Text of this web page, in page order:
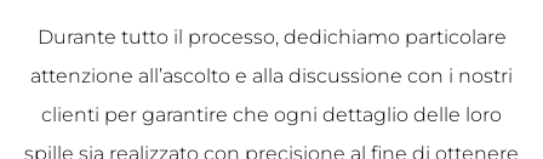
Durante tutto il processo, dedichiamo particolare
attenzione all’ascolto e alla discussione con i nostri
clienti per garantire che ogni dettaglio delle loro
spille sia realizzato con precisione al fine di ottenere